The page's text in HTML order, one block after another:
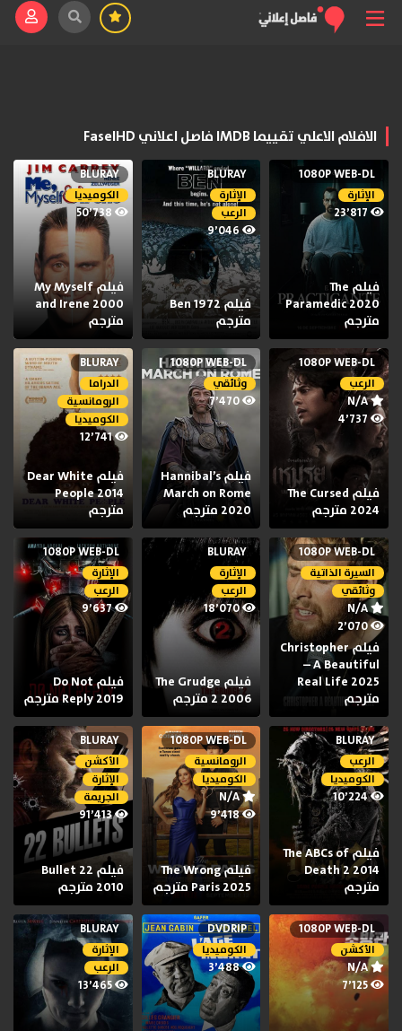
الافلام الاعلي تقييما IMDB فاصل اعلاني FaselHD
1080P WEB-DL
الإثارة
فيلم The
Paramedic 2020
مترجم
BLURAY
الإثارة
الرعب
9٬046
فيلم Ben 1972
مترجم
BLURAY
الكوميديا
فيلم My Myself
and Irene 2000
مترجم
1080P WEB-DL
الرعب
N/A
فيلم The Cursed
2024 مترجم
1080P WEB-DL
وثائقي
7٬470
فيلم Hannibal’s
March on Rome
2020 مترجم
BLURAY
الدراما
الرومانسية
الكوميديا
12٬741
فيلم Dear White
People 2014
مترجم
1080P WEB-DL
السيرة الذاتية
وثائقي
N/A
2٬070
فيلم Christopher
– A Beautiful
Real Life 2025
مترجم
BLURAY
الإثارة
الرعب
18٬070
فيلم The Grudge
2 2006 مترجم
1080P WEB-DL
الإثارة
الرعب
9٬637
فيلم Do Not
Reply 2019 مترجم
BLURAY
الرعب
الكوميديا
10٬224
فيلم The ABCs of
Death 2 2014
مترجم
1080P WEB-DL
الرومانسية
الكوميديا
N/A
9٬418
فيلم The Wrong
Paris 2025 مترجم
BLURAY
الأكشن
الإثارة
الجريمة
91٬413
فيلم 22 Bullet
2010 مترجم
1080P WEB-DL
الأكشن
N/A
DVDRIP
الكوميديا
3٬488
BLURAY
الإثارة
الرعب
13٬465